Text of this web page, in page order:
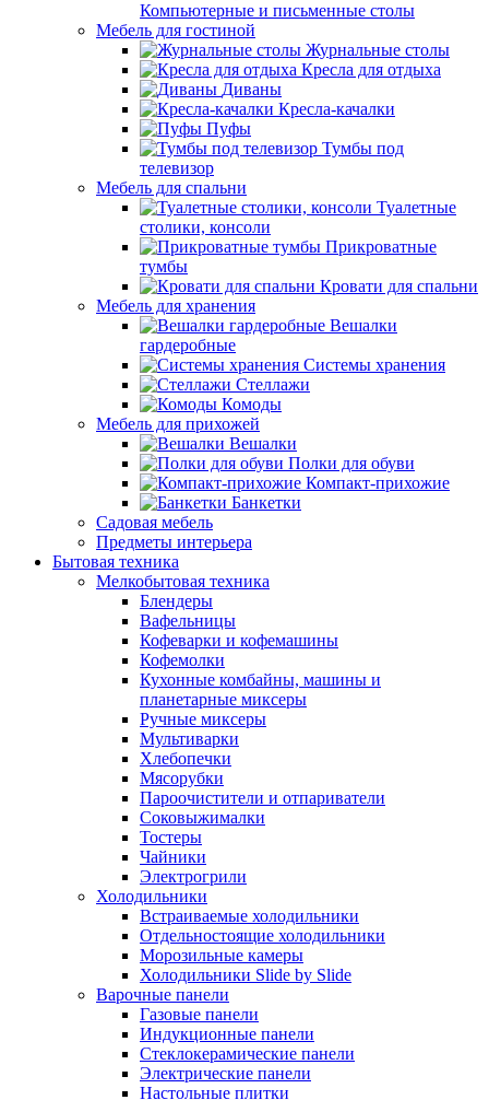
Компьютерные и письменные столы
Мебель для гостиной
Журнальные столы
Кресла для отдыха
Диваны
Кресла-качалки
Пуфы
Тумбы под
телевизор
Мебель для спальни
Туалетные
столики, консоли
Прикроватные
тумбы
Кровати для спальни
Мебель для хранения
Вешалки
гардеробные
Системы хранения
Стеллажи
Комоды
Мебель для прихожей
Вешалки
Полки для обуви
Компакт-прихожие
Банкетки
Садовая мебель
Предметы интерьера
Бытовая техника
Мелкобытовая техника
Блендеры
Вафельницы
Кофеварки и кофемашины
Кофемолки
Кухонные комбайны, машины и
планетарные миксеры
Ручные миксеры
Мультиварки
Хлебопечки
Мясорубки
Пароочистители и отпариватели
Соковыжималки
Тостеры
Чайники
Электрогрили
Холодильники
Встраиваемые холодильники
Отдельностоящие холодильники
Морозильные камеры
Холодильники Slide by Slide
Варочные панели
Газовые панели
Индукционные панели
Стеклокерамические панели
Электрические панели
Настольные плитки